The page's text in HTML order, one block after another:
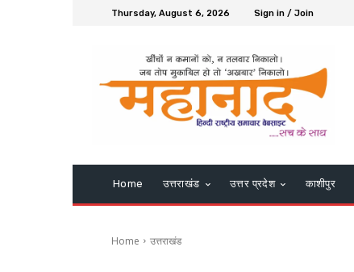
Thursday, August 6, 2026 Sign in / Join
Home उत्तराखंड उत्तर प्रदेश काशीपुर
Home उत्तराखंड